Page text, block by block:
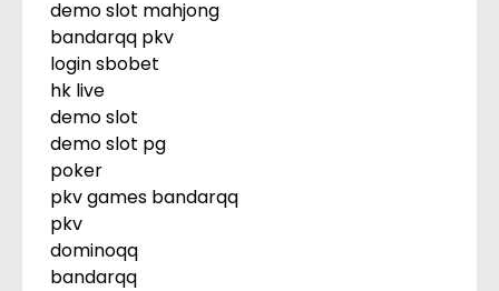
demo slot mahjong
bandarqq pkv
login sbobet
hk live
demo slot
demo slot pg
poker
pkv games bandarqq
pkv
dominoqq
bandarqq